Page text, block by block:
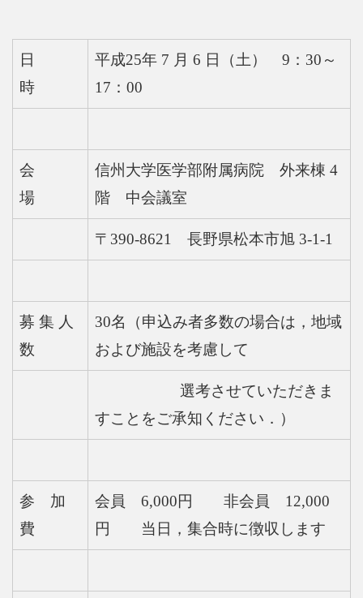
日
時
平成25年 7 月 6 日（土） 9：30～
17：00
会
場
信州大学医学部附属病院 外来棟 4
階 中会議室
〒390-8621 長野県松本市旭 3-1-1
募 集 人
数
30名（申込み者多数の場合は，地域
および施設を考慮して
選考させていただきま
すことをご承知ください．）
参 加
費
会員 6,000円 非会員 12,000
円 当日，集合時に徴収します